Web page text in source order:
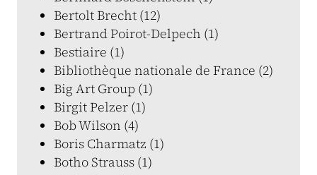
Bertolt Brecht (12)
Bertrand Poirot-Delpech (1)
Bestiaire (1)
Bibliothèque nationale de France (2)
Big Art Group (1)
Birgit Pelzer (1)
Bob Wilson (4)
Boris Charmatz (1)
Botho Strauss (1)